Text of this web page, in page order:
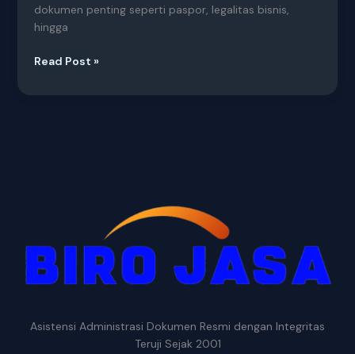
dokumen penting seperti paspor, legalitas bisnis,
hingga
Read Post »
Asistensi Administrasi Dokumen Resmi dengan Integritas
Teruji Sejak 2001